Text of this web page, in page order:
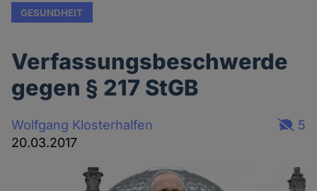
GESUNDHEIT
Verfassungsbeschwerde
gegen § 217 StGB
Wolfgang Klosterhalfen
20.03.2017
5